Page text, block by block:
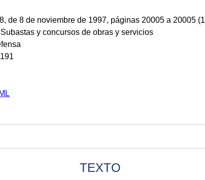
de 8 de noviembre de 1997, páginas 20005 a 20005 (1
y concursos de obras y servicios
TEXTO